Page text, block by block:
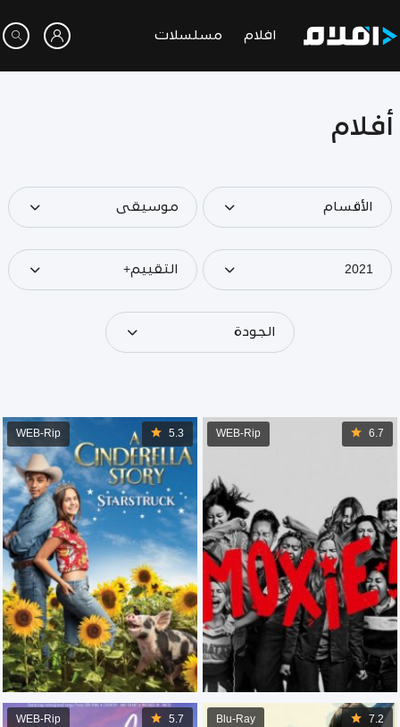
افلام مسلسلات
أفلام
الأقسام موسيقى
2021 التقييم+
الجودة
6.7
WEB-Rip
5.3
WEB-Rip
7.2
Blu-Ray
5.7
WEB-Rip